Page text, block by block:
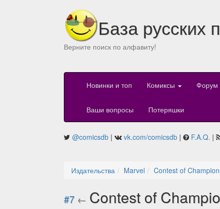
База русских
Верните поиск по алфавиту!
Новинки и топ Комиксы Форум
Ваши вопросы Потеряшки
@comicsdb | vk.com/comicsdb | F.A.Q. |
Издательства Marvel Contest of
#7 ← Contest of